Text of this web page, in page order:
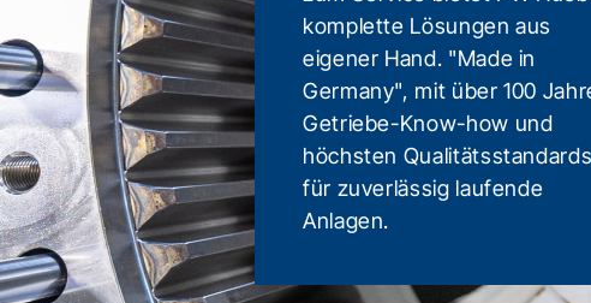
komplette Lösungen aus
eigener Hand. "Made in
Germany", mit über 100
Getriebe-Know-how und
höchsten
für zuverlässig laufende
Anlagen.